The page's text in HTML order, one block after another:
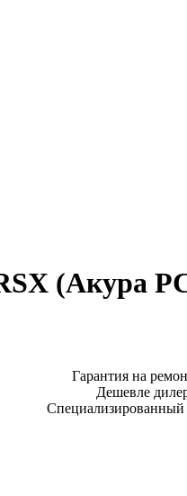
(Акура
Гарантия на
Дешевле